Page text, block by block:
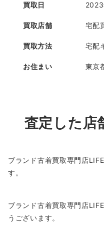
買取日 2023
買取店舗 宅配
買取方法 宅配
お住まい 東京
査定した店
ブランド古着買取専門店
す。
ブランド古着買取専門店
うございます。